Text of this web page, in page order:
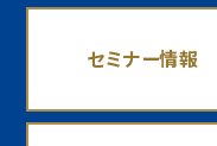
セミナー情報